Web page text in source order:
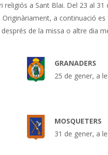
a Sant Blai. Del 23 al
a continuació
de la missa o altre dia
GRANADERS
25 de gener, a
MOSQUETERS
31 de gener, a